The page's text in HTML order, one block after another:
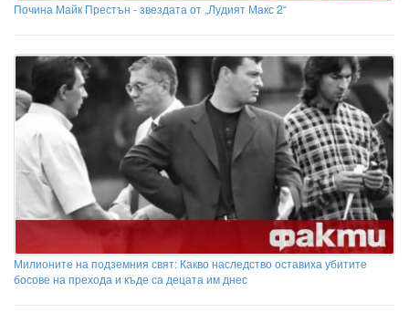
Почина Майк Престън - звездата от „Лудият Макс 2“
Милионите на подземния свят: Какво наследство оставиха убитите
босове на прехода и къде са децата им днес